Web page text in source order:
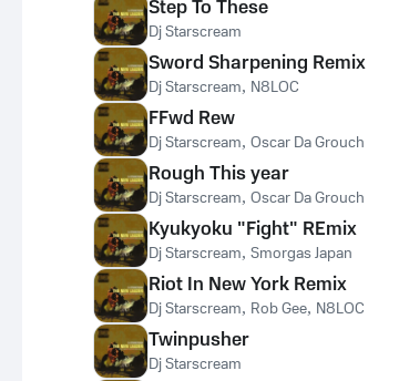
Step To These
Dj Starscream
Sword Sharpening Remix
Dj Starscream, N8LOC
FFwd Rew
Dj Starscream, Oscar Da Grouch
Rough This year
Dj Starscream, Oscar Da Grouch
Kyukyoku "Fight" REmix
Dj Starscream, Smorgas Japan
Riot In New York Remix
Dj Starscream, Rob Gee, N8LOC
Twinpusher
Dj Starscream